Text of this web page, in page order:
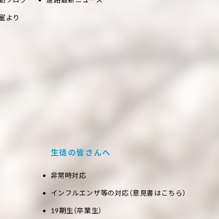
より
生徒の皆さんへ
非常時対応
インフルエンザ等の対応（意見書はこちら）
19期生（卒業生）